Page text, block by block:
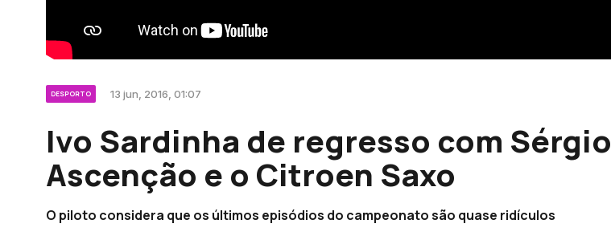
DESPORTO 13 jun, 2016, 01:07
Ivo Sardinha de regresso com Sérgio
Ascenção e o Citroen Saxo
O piloto considera que os últimos episódios do campeonato são quase ridículos